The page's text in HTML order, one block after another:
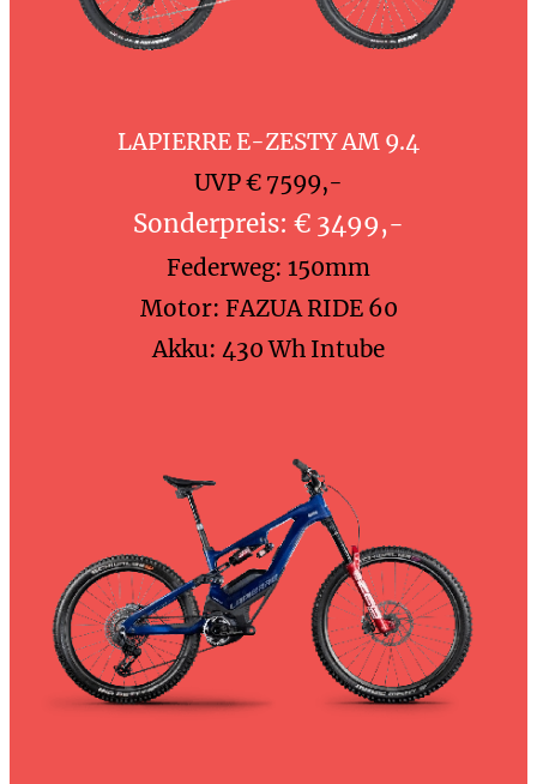
LAPIERRE E-ZESTY AM 9.4
UVP € 7599,-
Sonderpreis: € 3499,-
Federweg: 150mm
Motor: FAZUA RIDE 60
Akku: 430 Wh Intube